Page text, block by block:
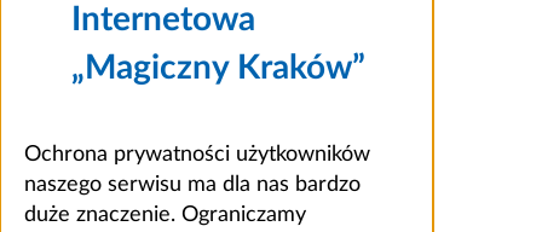
Internetowa
„Magiczny Kraków”
Ochrona prywatności użytkowników
naszego serwisu ma dla nas bardzo
duże znaczenie. Ograniczamy